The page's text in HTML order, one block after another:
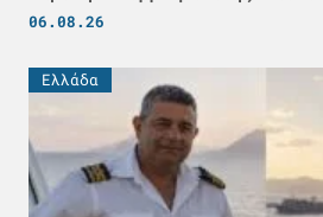
06.08.26
Ελλάδα